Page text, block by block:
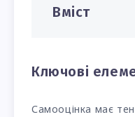
Вміст
Ключові
Самооцінка має